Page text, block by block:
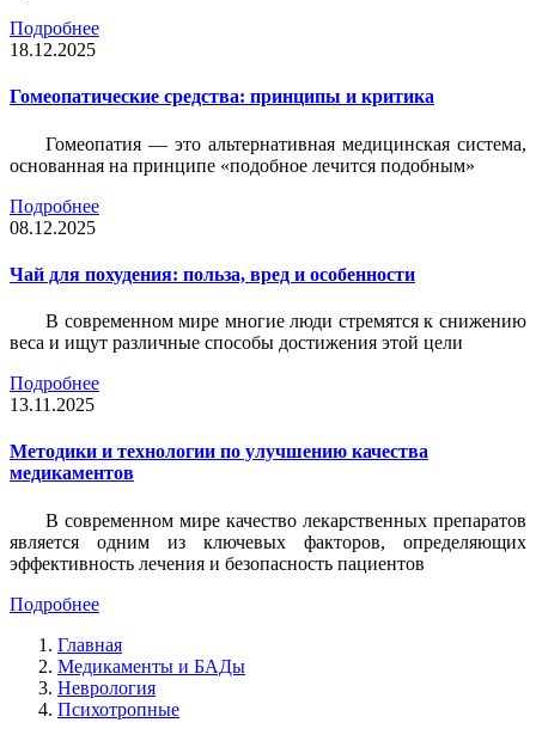
Подробнее
18.12.2025
Гомеопатические средства: принципы и критика
Гомеопатия — это альтернативная медицинская система,
основанная на принципе «подобное лечится подобным»
Подробнее
08.12.2025
Чай для похудения: польза, вред и особенности
В современном мире многие люди стремятся к снижению
веса и ищут различные способы достижения этой цели
Подробнее
13.11.2025
Методики и технологии по улучшению качества
медикаментов
В современном мире качество лекарственных препаратов
является одним из ключевых факторов, определяющих
эффективность лечения и безопасность пациентов
Подробнее
Главная
Медикаменты и БАДы
Неврология
Психотропные